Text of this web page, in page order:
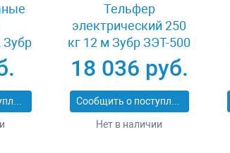
Зубр
Сообщить о поступлении
Тельфер
электрический 250
кг 12 м Зубр ЗЭТ-500
18 036 руб.
Сообщить о поступлении
Нет в наличии